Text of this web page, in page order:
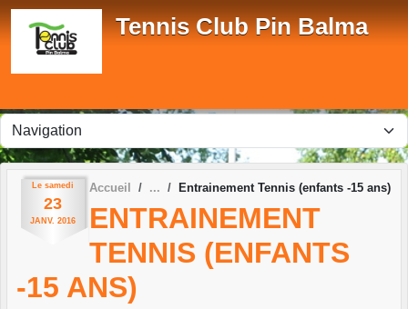
Tennis Club Pin Balma
Le samedi
23
JANV. 2016
Accueil Entrainement Tennis (enfants -15 ans)
ENTRAINEMENT
TENNIS (ENFANTS
-15 ANS)
Panneau de gestion des cookies